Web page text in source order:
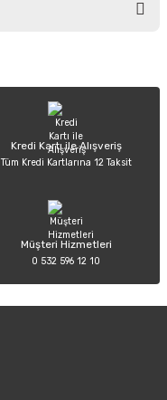
kullanarak tarafımıza
yapın!
Kredi Kartı ile Alışveriş
Tüm Kredi Kartlarına 12 Taksit
Müşteri Hizmetleri
0 532 596 12 10